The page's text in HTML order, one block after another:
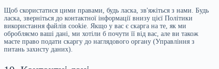
Щоб скористатися цими правами, будь ласка, зв'яжіться з нами. Будь
ласка, зверніться до контактної інформації внизу цієї Політики
використання файлів cookie. Якщо у вас є скарга на те, як ми
обробляємо ваші дані, ми хотіли б почути її від вас, але ви також
маєте право подати скаргу до наглядового органу (Управління з
питань захисту даних).